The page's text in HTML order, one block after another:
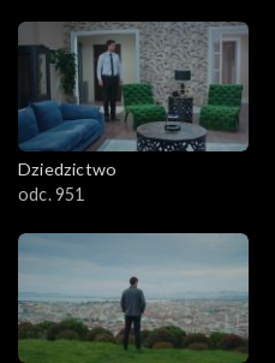
Dziedzictwo
odc. 951